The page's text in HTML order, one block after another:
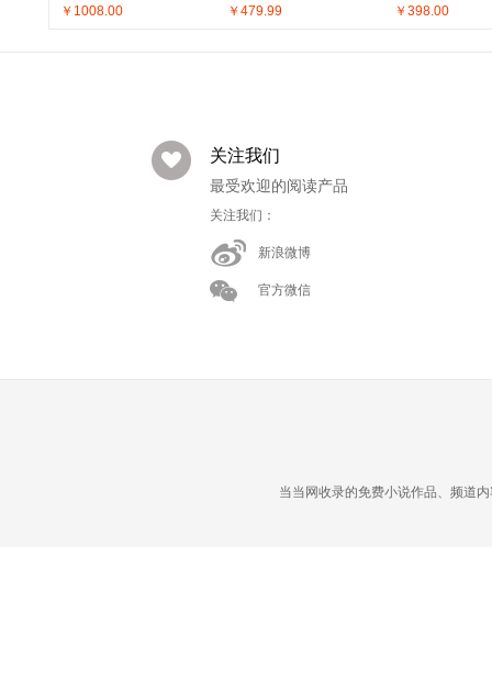
￥1008.00 ￥479.99 ￥398.00
关注我们
最受欢迎的阅读产品
关注我们：
新浪微博
官方微信
当当网收录的免费小说作品、频道